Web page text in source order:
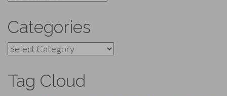
Categories
Categories
Tag Cloud